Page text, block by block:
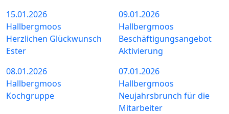
15.01.2026
Hallbergmoos
Herzlichen Glückwunsch
Ester
09.01.2026
Hallbergmoos
Beschäftigungsangebot
Aktivierung
08.01.2026
Hallbergmoos
Kochgruppe
07.01.2026
Hallbergmoos
Neujahrsbrunch für die
Mitarbeiter